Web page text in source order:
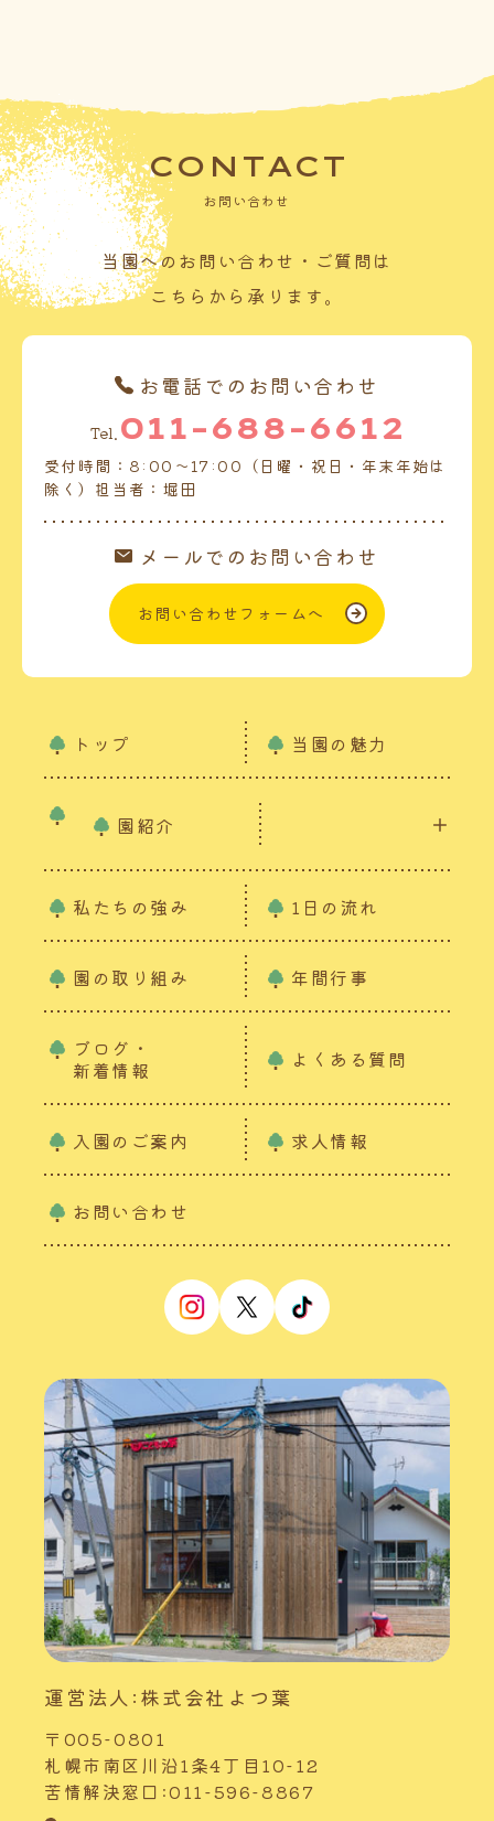
CONTACT
お問い合わせ
当園へのお問い合わせ・ご質問は
こちらから承ります。
お電話でのお問い合わせ
Tel. 011-688-6612
受付時間：8:00～17:00（日曜・祝日・年末年始は
除く）担当者：堀田
メールでのお問い合わせ
お問い合わせフォームへ
トップ 当園の魅力
園紹介
私たちの強み 1日の流れ
園の取り組み 年間行事
ブログ・
新着情報
よくある質問
入園のご案内 求人情報
お問い合わせ
運営法人:株式会社よつ葉
〒005-0801
札幌市南区川沿1条4丁目10-12
苦情解決窓口:011-596-8867